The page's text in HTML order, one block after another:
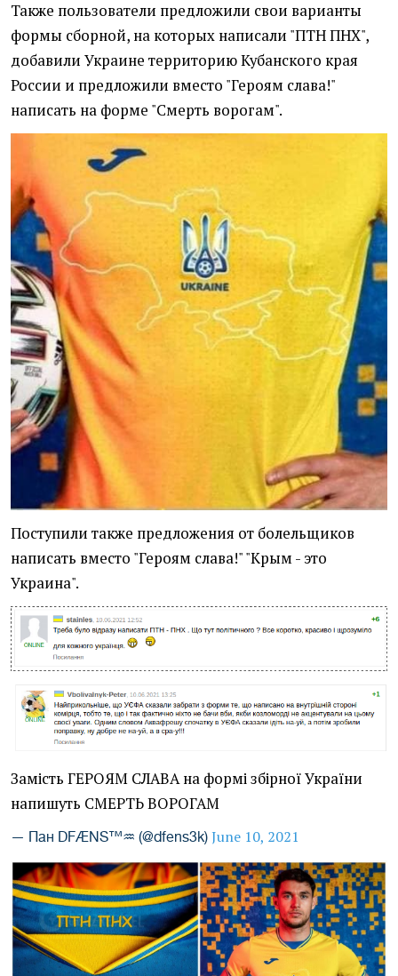
Также пользователи предложили свои варианты
формы сборной, на которых написали "ПТН ПНХ",
добавили Украине территорию Кубанского края
России и предложили вместо "Героям слава!"
написать на форме "Смерть ворогам".
Поступили также предложения от болельщиков
написать вместо "Героям слава!" "Крым - это
Украина".
Замість ГЕРОЯМ СЛАВА на формі збірної України
напишуть СМЕРТЬ ВОРОГАМ
— Пан DFÆNS™♒ (@dfens3k) June 10, 2021